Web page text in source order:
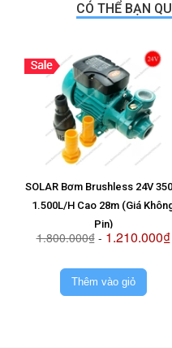
CÓ THỂ BẠN
SOLAR Bơm Brushless 24V
1.500L/H Cao 28m (Giá
Pin)
1.800.000₫- 1.210.000₫
Thêm vào giỏ